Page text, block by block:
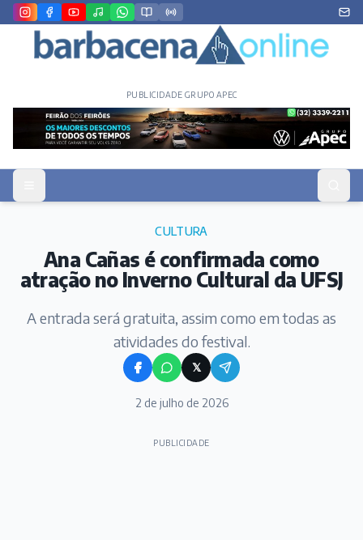
PUBLICIDADE GRUPO APEC
CULTURA
Ana Cañas é confirmada como
atração no Inverno Cultural da UFSJ
A entrada será gratuita, assim como em todas as
atividades do festival.
𝕏
2 de julho de 2026
PUBLICIDADE